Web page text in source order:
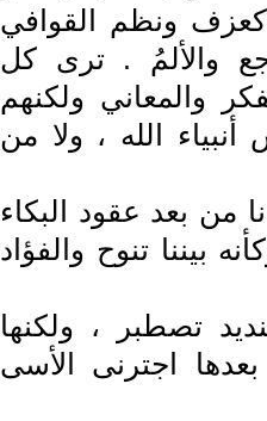
كعزف ونظم القوافي
والألمُ . ترى كل
والمعاني ولكنهم
الله ، ولا من
من بعد عقود البكاء
بيننا تنوح والفؤاد
تصطبر ، ولكنها
اجترنى الأسى